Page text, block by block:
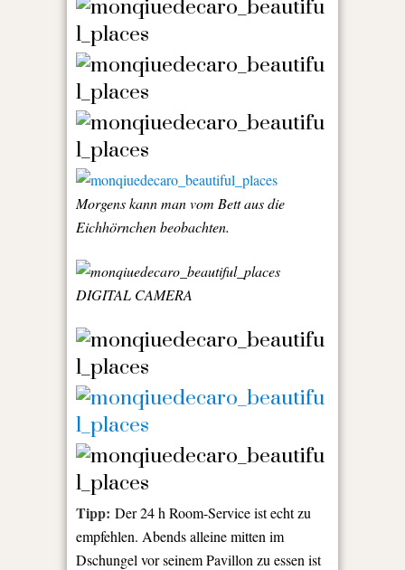
Morgens kann man vom Bett aus die
Eichhörnchen beobachten.
Tipp: Der 24 h Room-Service ist echt zu
empfehlen. Abends alleine mitten im
Dschungel vor seinem Pavillon zu essen ist